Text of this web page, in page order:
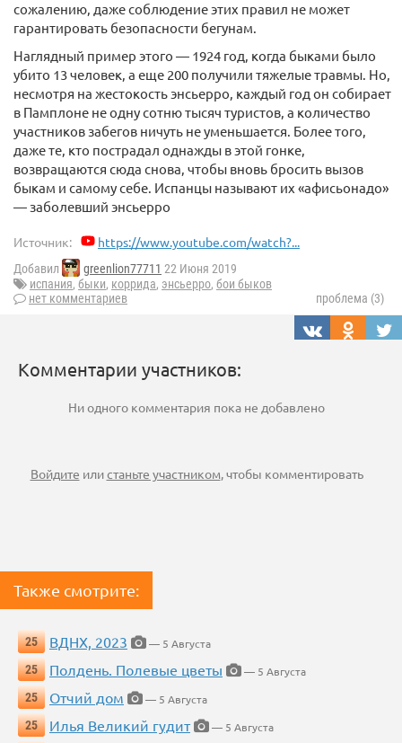
сожалению, даже соблюдение этих правил не может
гарантировать безопасности бегунам.
Наглядный пример этого — 1924 год, когда быками было
убито 13 человек, а еще 200 получили тяжелые травмы. Но,
несмотря на жестокость энсьерро, каждый год он собирает
в Памплоне не одну сотню тысяч туристов, а количество
участников забегов ничуть не уменьшается. Более того,
даже те, кто пострадал однажды в этой гонке,
возвращаются сюда снова, чтобы вновь бросить вызов
быкам и самому себе. Испанцы называют их «афисьонадо»
— заболевший энсьерро
Источник: https://www.youtube.com/watch?...
Добавил greenlion77711 22 Июня 2019
испания, быки, коррида, энсьерро, бои быков
нет комментариев
проблема (3)
Комментарии участников:
Ни одного комментария пока не добавлено
Войдите илистаньте участником, чтобы комментировать
Также смотрите:
25 ВДНХ, 2023
— 5 Августа
25
Полдень. Полевые цветы
— 5 Августа
25
Отчий дом
— 5 Августа
25
Илья Великий гудит
— 5 Августа